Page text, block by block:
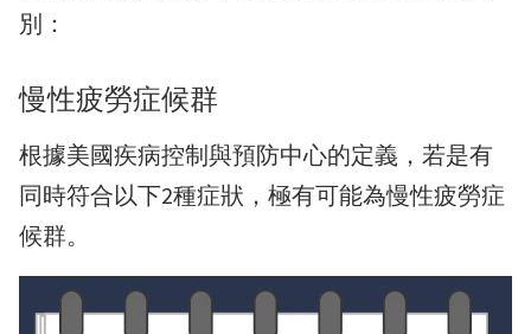
別：
慢性疲勞症候群
根據美國疾病控制與預防中心的定義，若是有
同時符合以下2種症狀，極有可能為慢性疲勞症
候群。